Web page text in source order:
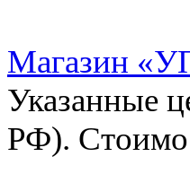
Магазин
Указанные
РФ).